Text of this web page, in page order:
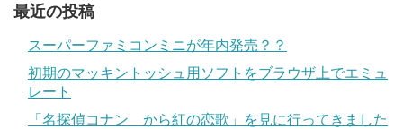
最近の投稿
スーパーファミコンミニが年内発売？？
初期のマッキントッシュ用ソフトをブラウザ上でエミュ
レート
「名探偵コナン から紅の恋歌」を見に行ってきました